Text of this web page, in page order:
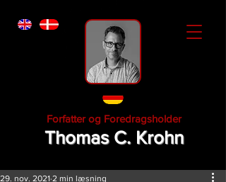
Forfatter og Foredragsholder
Thomas C. Krohn
29. nov. 2021 2 min læsning